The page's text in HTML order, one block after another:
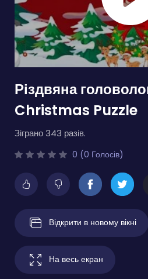
Різдвяна
Christmas Puzzle
Зіграно 343 разів.
0 (0 Голосів)
Відкрити в новому вікні
На весь екран